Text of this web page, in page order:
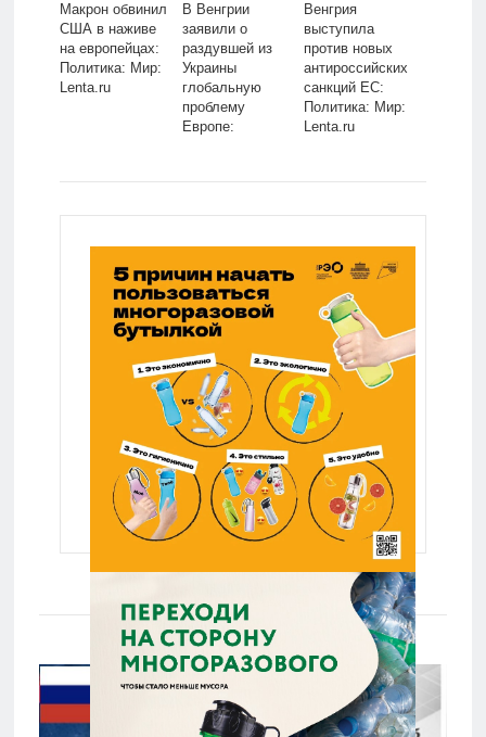
Макрон обвинил
США в наживе
на европейцах:
Политика: Мир:
Lenta.ru
В Венгрии
заявили о
раздувшей из
Украины
глобальную
проблему
Европе:
Венгрия
выступила
против новых
антироссийских
санкций ЕС:
Политика: Мир:
Lenta.ru